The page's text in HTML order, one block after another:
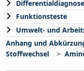
Funktionsteste
Umwelt- und
Anhang und
Stoffwechsel